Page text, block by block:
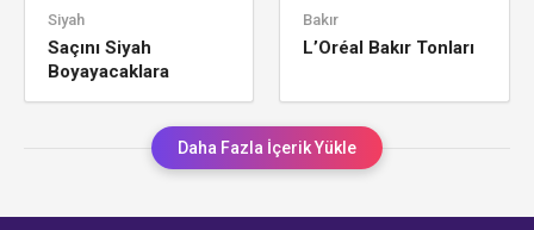
Siyah
Saçını Siyah
Boyayacaklara
Bakır
L’Oréal Bakır Tonları
Daha Fazla İçerik Yükle